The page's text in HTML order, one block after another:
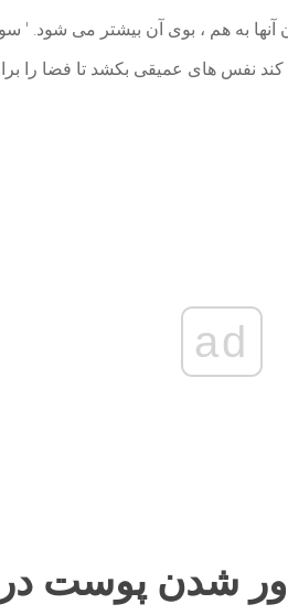
به هم ، بوی آن بیشتر می شود. '
ad
ور شدن پوست